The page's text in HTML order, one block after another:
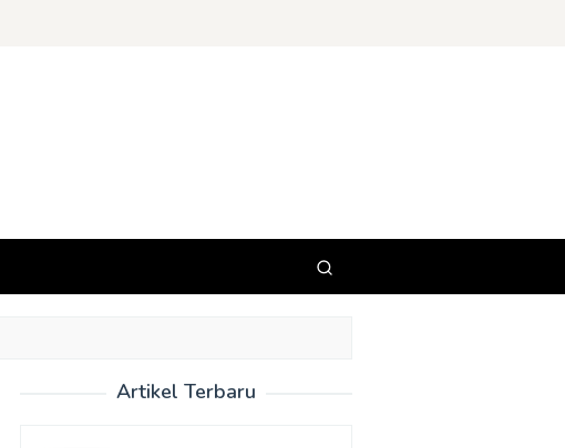
Artikel Terbaru